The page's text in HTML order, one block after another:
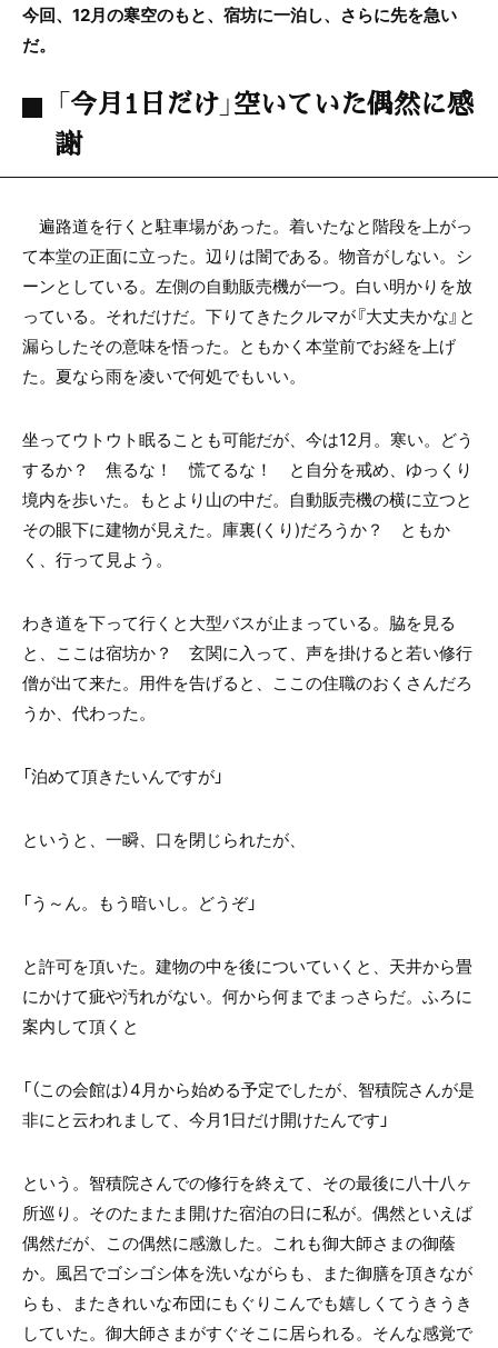
今回、12月の寒空のもと、宿坊に一泊し、さらに先を急い
だ。
「今月1日だけ」空いていた偶然に感
謝
遍路道を行くと駐車場があった。着いたなと階段を上がっ
て本堂の正面に立った。辺りは闇である。物音がしない。シ
ーンとしている。左側の自動販売機が一つ。白い明かりを放
っている。それだけだ。下りてきたクルマが『大丈夫かな』と
漏らしたその意味を悟った。ともかく本堂前でお経を上げ
た。夏なら雨を凌いで何処でもいい。
坐ってウトウト眠ることも可能だが、今は12月。寒い。どう
するか？ 焦るな！ 慌てるな！ と自分を戒め、ゆっくり
境内を歩いた。もとより山の中だ。自動販売機の横に立つと
その眼下に建物が見えた。庫裏(くり)だろうか？ ともか
く、行って見よう。
わき道を下って行くと大型バスが止まっている。脇を見る
と、ここは宿坊か？ 玄関に入って、声を掛けると若い修行
僧が出て来た。用件を告げると、ここの住職のおくさんだろ
うか、代わった。
「泊めて頂きたいんですが」
というと、一瞬、口を閉じられたが、
「う～ん。もう暗いし。どうぞ」
と許可を頂いた。建物の中を後についていくと、天井から畳
にかけて疵や汚れがない。何から何までまっさらだ。ふろに
案内して頂くと
「（この会館は）4月から始める予定でしたが、智積院さんが是
非にと云われまして、今月1日だけ開けたんです」
という。智積院さんでの修行を終えて、その最後に八十八ヶ
所巡り。そのたまたま開けた宿泊の日に私が。偶然といえば
偶然だが、この偶然に感激した。これも御大師さまの御蔭
か。風呂でゴシゴシ体を洗いながらも、また御膳を頂きなが
らも、またきれいな布団にもぐりこんでも嬉しくてうきうき
していた。御大師さまがすぐそこに居られる。そんな感覚で